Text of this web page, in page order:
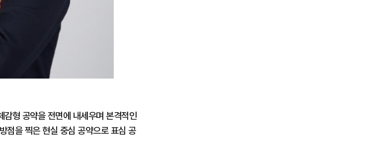
형 공약을 전면에 내세우며 본격적인
점을 찍은 현실 중심 공약으로 표심 공